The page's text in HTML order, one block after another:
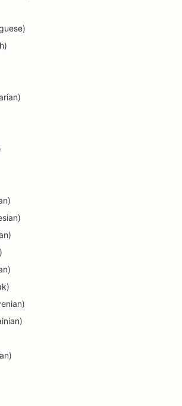
educativi e di assistenza
di ciambelle
di ingegneria
e il tempo libero
Room
etnici
di fattoria
di lifting
fast food